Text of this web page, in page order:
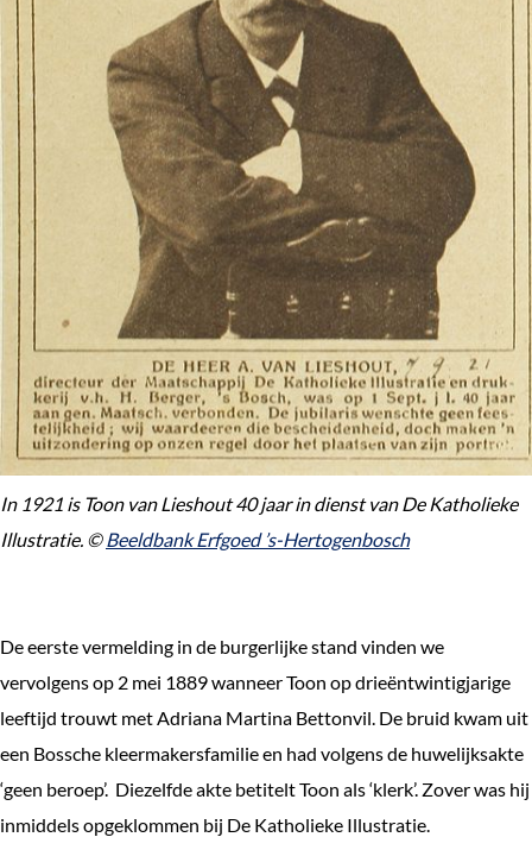
In 1921 is Toon van Lieshout 40 jaar in dienst van De Katholieke
Illustratie. ©Beeldbank Erfgoed ’s-Hertogenbosch
De eerste vermelding in de burgerlijke stand vinden we
vervolgens op 2 mei 1889 wanneer Toon op drieëntwintigjarige
leeftijd trouwt met Adriana Martina Bettonvil. De bruid kwam uit
een Bossche kleermakersfamilie en had volgens de huwelijksakte
‘geen beroep’. Diezelfde akte betitelt Toon als ‘klerk’. Zover was hij
inmiddels opgeklommen bij De Katholieke Illustratie.